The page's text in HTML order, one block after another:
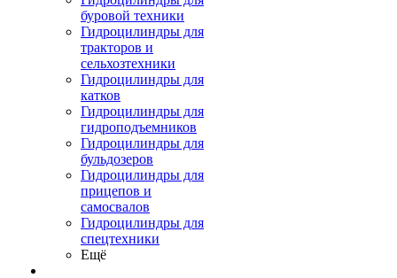
буровой техники
Гидроцилиндры для
тракторов и
сельхозтехники
Гидроцилиндры для
катков
Гидроцилиндры для
гидроподъемников
Гидроцилиндры для
бульдозеров
Гидроцилиндры для
прицепов и
самосвалов
Гидроцилиндры для
спецтехники
Ещё